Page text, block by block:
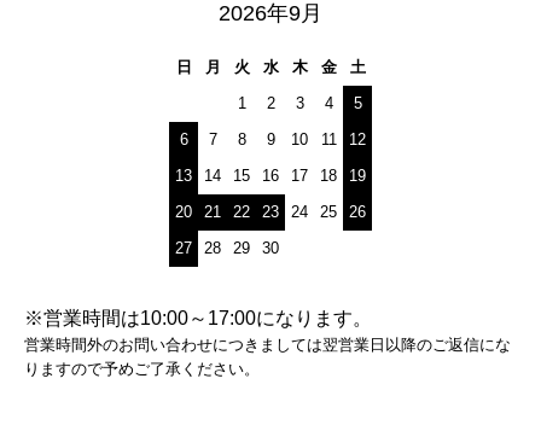
2026年9月
日 月 火 水 木 金
土
1
2 3 4
5
6
7 8 9 10 11
12
13
14 15 16 17 18
19
20
21 22 23 24 25
26
27
28 29 30
※営業時間は10:00～17:00になります。
営業時間外のお問い合わせにつきましては翌営業日以降のご返信にな
りますので予めご了承ください。